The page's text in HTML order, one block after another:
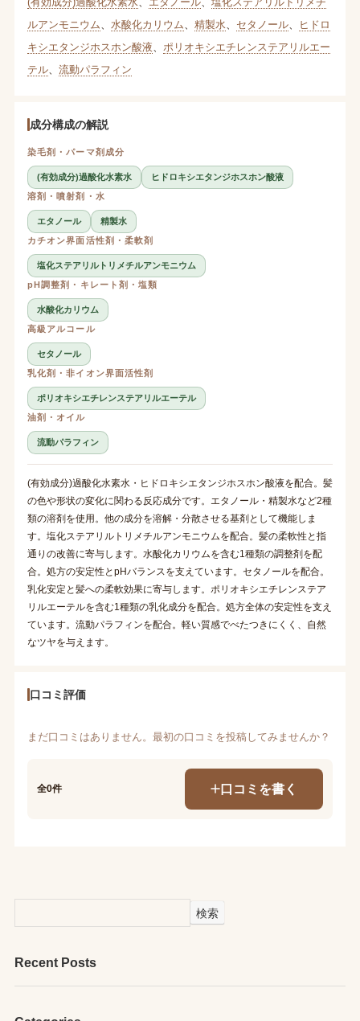
ルアンモニウム
水酸化カリウム 精製水 セタノール、
ヒドロ
キシエタンジホスホン酸液
ポリオキシエチレンステアリルエー
テル、 流動パラフィン
成分構成の解説
染毛剤・パーマ剤成分
(有効成分)過酸化水素水
ヒドロキシエタンジホスホン酸液
溶剤・噴射剤・水
エタノール
精製水
カチオン界面活性剤・柔軟剤
塩化ステアリルトリメチルアンモニウム
pH調整剤・キレート剤・塩類
水酸化カリウム
高級アルコール
セタノール
乳化剤・非イオン界面活性剤
ポリオキシエチレンステアリルエーテル
油剤・オイル
流動パラフィン
(有効成分)過酸化水素水・ヒドロキシエタンジホスホン酸液を配合。髪
の色や形状の変化に関わる反応成分です。エタノール・精製水など2種
類の溶剤を使用。他の成分を溶解・分散させる基剤として機能しま
す。塩化ステアリルトリメチルアンモニウムを配合。髪の柔軟性と指
通りの改善に寄与します。水酸化カリウムを含む1種類の調整剤を配
合。処方の安定性とpHバランスを支えています。セタノールを配合。
乳化安定と髪への柔軟効果に寄与します。ポリオキシエチレンステア
リルエーテルを含む1種類の乳化成分を配合。処方全体の安定性を支え
ています。流動パラフィンを配合。軽い質感でべたつきにくく、自然
なツヤを与えます。
口コミ評価
まだ口コミはありません。最初の口コミを投稿してみませんか？
全0件 口コミを書く
検索
Recent Posts